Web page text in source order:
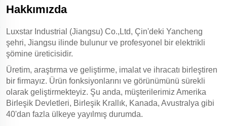
Hakkımızda
Luxstar Industrial (Jiangsu) Co.,Ltd, Çin'deki Yancheng
şehri, Jiangsu ilinde bulunur ve profesyonel bir elektrikli
şömine üreticisidir.
Üretim, araştırma ve geliştirme, imalat ve ihracatı birleştiren
bir firmayız. Ürün fonksiyonlarını ve görünümünü sürekli
olarak geliştirmekteyiz. Şu anda, müşterilerimiz Amerika
Birleşik Devletleri, Birleşik Krallık, Kanada, Avustralya gibi
40'dan fazla ülkeye yayılmış durumda.